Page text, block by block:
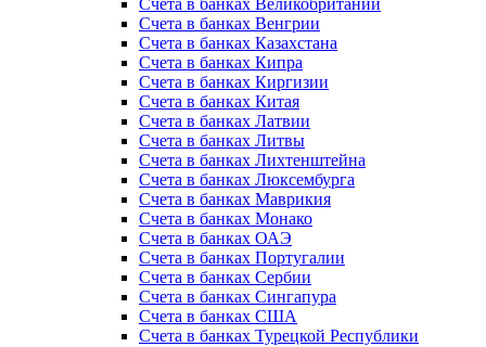
Счета в банках Великобритании
Счета в банках Венгрии
Счета в банках Казахстана
Счета в банках Кипра
Счета в банках Киргизии
Счета в банках Китая
Счета в банках Латвии
Счета в банках Литвы
Счета в банках Лихтенштейна
Счета в банках Люксембурга
Счета в банках Маврикия
Счета в банках Монако
Счета в банках ОАЭ
Счета в банках Португалии
Счета в банках Сербии
Счета в банках Сингапура
Счета в банках США
Счета в банках Турецкой Республики